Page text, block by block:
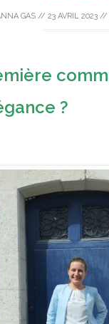
GAS// 23 AVRIL 2023//
?